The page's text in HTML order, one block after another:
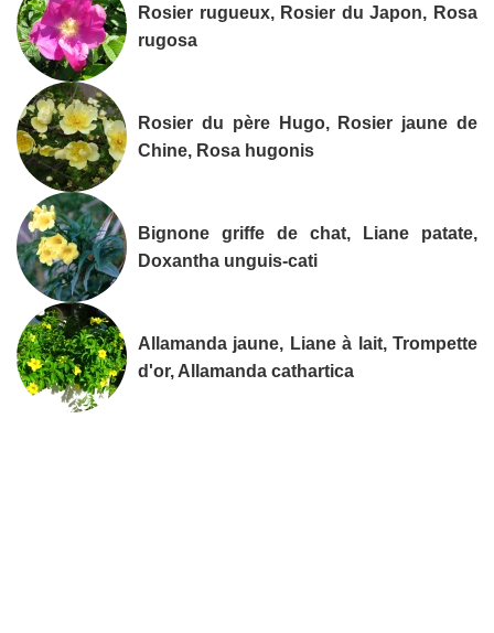
Rosier rugueux, Rosier du Japon, Rosa
rugosa
Rosier du père Hugo, Rosier jaune de
Chine, Rosa hugonis
Bignone griffe de chat, Liane patate,
Doxantha unguis-cati
Allamanda jaune, Liane à lait, Trompette
d'or, Allamanda cathartica